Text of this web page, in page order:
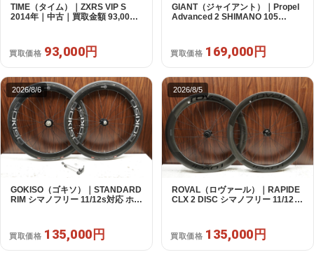
TIME（タイム）｜ZXRS VIP S
2014年｜中古｜買取金額 93,000
買取価格 93,000円
GIANT（ジャイアント）｜Propel
Advanced 2 SHIMANO 105
買取価格 169,000円
2026/8/6
GOKISO（ゴキソ）｜STANDARD
RIM シマノフリー 11/12s対応 ホイ
買取価格 135,000円
2026/8/5
ROVAL（ロヴァール）｜RAPIDE
CLX 2 DISC シマノフリー 11/12s
買取価格 135,000円